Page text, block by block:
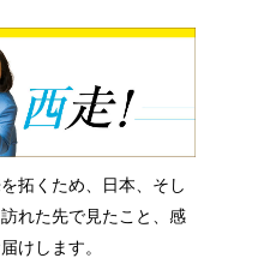
拓くため、日本、そし
れた先で見たこと、感
けします。